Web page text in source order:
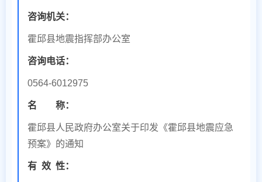
咨询机关：
霍邱县地震指挥部办公室
咨询电话：
0564-6012975
名 称：
霍邱县人民政府办公室关于印发《霍邱县地震应急
预案》的通知
有 效 性：